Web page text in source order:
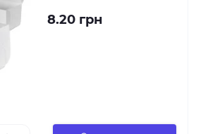
8.20 грн